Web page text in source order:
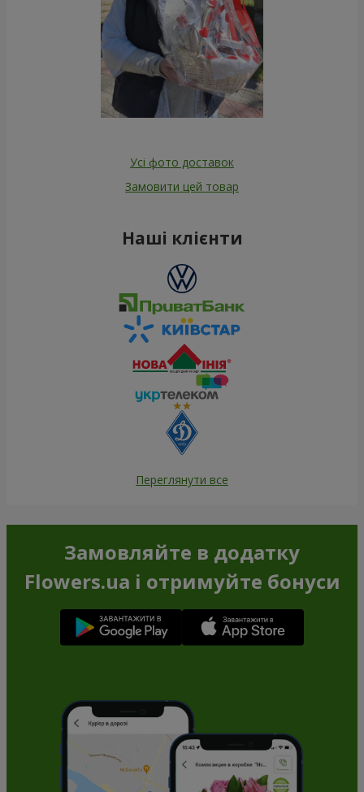
Усі фото доставок
Замовити цей товар
Наші клієнти
Переглянути все
Замовляйте в додатку
Flowers.ua і отримуйте бонуси